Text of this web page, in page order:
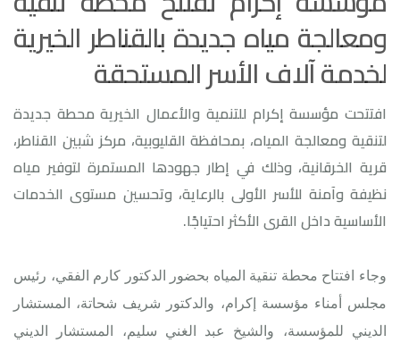
ومعالجة مياه جديدة بالقناطر الخيرية
لخدمة آلاف الأسر المستحقة
افتتحت مؤسسة إكرام للتنمية والأعمال الخيرية محطة جديدة
لتنقية ومعالجة المياه، بمحافظة القليوبية، مركز شبين القناطر،
قرية الخرقانية، وذلك في إطار جهودها المستمرة لتوفير مياه
نظيفة وآمنة للأسر الأولى بالرعاية، وتحسين مستوى الخدمات
الأساسية داخل القرى الأكثر احتياجًا.
وجاء افتتاح محطة تنقية المياه بحضور الدكتور كارم الفقي، رئيس
مجلس أمناء مؤسسة إكرام، والدكتور شريف شحاتة، المستشار
الديني للمؤسسة، والشيخ عبد الغني سليم، المستشار الديني